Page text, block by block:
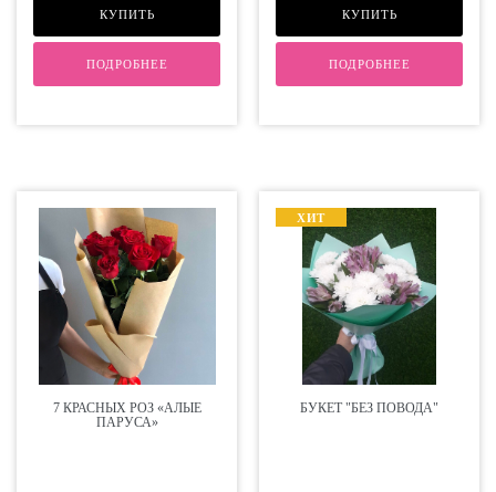
КУПИТЬ
ПОДРОБНЕЕ
КУПИТЬ
ПОДРОБНЕЕ
7 КРАСНЫХ РОЗ «АЛЫЕ
ПАРУСА»
ХИТ
БУКЕТ "БЕЗ ПОВОДА"